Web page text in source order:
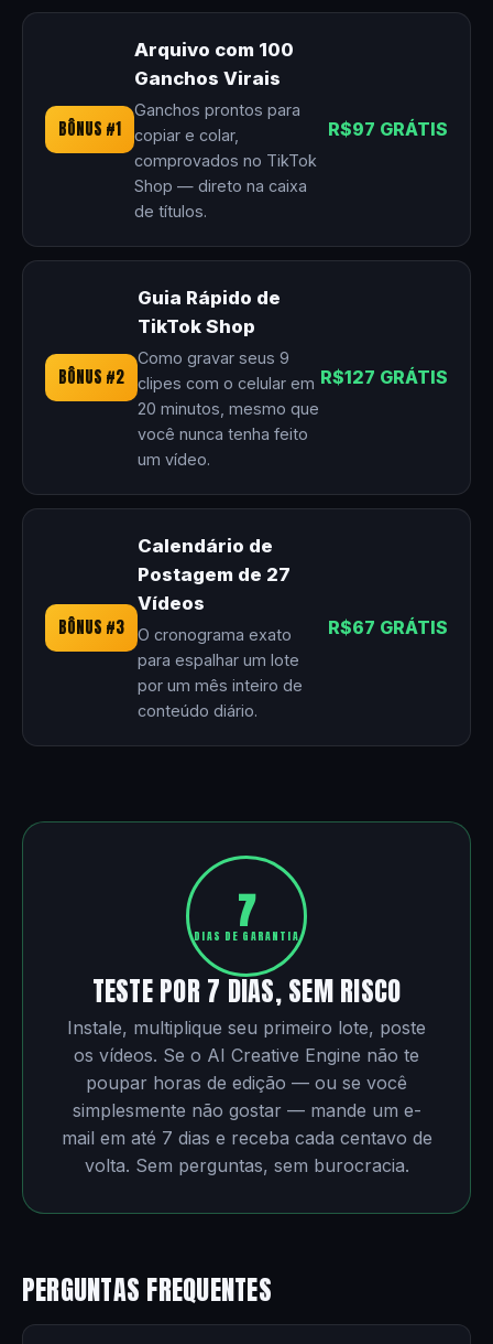
BÔNUS #1
Arquivo com 100
Ganchos Virais
Ganchos prontos para
copiar e colar,
comprovados no TikTok
Shop — direto na caixa
de títulos.
R$97 GRÁTIS
BÔNUS #2
Guia Rápido de
TikTok Shop
Como gravar seus 9
clipes com o celular em
20 minutos, mesmo que
você nunca tenha feito
um vídeo.
R$127 GRÁTIS
BÔNUS #3
Calendário de
Postagem de 27
Vídeos
O cronograma exato
para espalhar um lote
por um mês inteiro de
conteúdo diário.
R$67 GRÁTIS
7
DIAS DE GARANTIA
TESTE POR 7 DIAS, SEM RISCO
Instale, multiplique seu primeiro lote, poste
os vídeos. Se o AI Creative Engine não te
poupar horas de edição — ou se você
simplesmente não gostar — mande um e-
mail em até 7 dias e receba cada centavo de
volta. Sem perguntas, sem burocracia.
PERGUNTAS FREQUENTES